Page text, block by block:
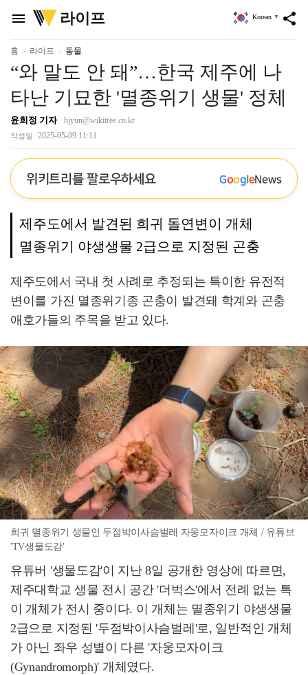
menu
위
키
리
라이프 share
Korean ▼
홈 라이프 동물
“와 말도 안 돼”…한국 제주에 나
타난 기묘한 '멸종위기 생물' 정체
윤희정 기자 hjyun@wikitree.co.kr
작성일 2025-05-09 11:11
위키트리를 팔로우하세요 GoogleNews
제주도에서 발견된 희귀 돌연변이 개체
멸종위기 야생생물 2급으로 지정된 곤충
제주도에서 국내 첫 사례로 추정되는 특이한 유전적
변이를 가진 멸종위기종 곤충이 발견돼 학계와 곤충
애호가들의 주목을 받고 있다.
희귀 멸종위기 생물인 두점박이사슴벌레 자웅모자이크 개체 / 유튜브
'TV생물도감'
유튜버 '생물도감'이 지난 8일 공개한 영상에 따르면,
제주대학교 생물 전시 공간 '더벅스'에서 전례 없는 특
이 개체가 전시 중이다. 이 개체는 멸종위기 야생생물
2급으로 지정된 '두점박이사슴벌레'로, 일반적인 개체
가 아닌 좌우 성별이 다른 '자웅모자이크
(Gynandromorph)' 개체였다.